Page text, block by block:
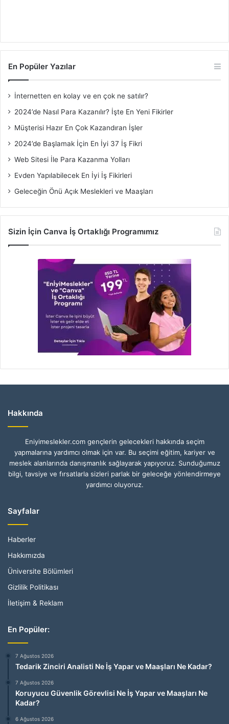
En Popüler Yazılar
İnternetten en kolay ve en çok ne satılır?
2024’de Nasıl Para Kazanılır? İşte En Yeni Fikirler
Müşterisi Hazır En Çok Kazandıran İşler
2024’de Başlamak İçin En İyi 37 İş Fikri
Web Sitesi İle Para Kazanma Yolları
Evden Yapılabilecek En İyi İş Fikirleri
Geleceğin Önü Açık Meslekleri ve Maaşları
Sizin İçin Canva İş Ortaklığı Programımız
Hakkında
Eniyimeslekler.com gençlerin gelecekleri hakkında seçim
yapmalarına yardımcı olmak için var. Bu seçimi eğitim, kariyer ve
meslek alanlarında danışmanlık sağlayarak yapıyoruz. Sunduğumuz
bilgi, tavsiye ve fırsatlarla sizleri parlak bir geleceğe yönlendirmeye
yardımcı oluyoruz.
Sayfalar
Haberler
Hakkımızda
Üniversite Bölümleri
Gizlilik Politikası
İletişim & Reklam
En Popüler:
7 Ağustos 2026
Tedarik Zinciri Analisti Ne İş Yapar ve Maaşları Ne Kadar?
7 Ağustos 2026
Koruyucu Güvenlik Görevlisi Ne İş Yapar ve Maaşları Ne
Kadar?
6 Ağustos 2026